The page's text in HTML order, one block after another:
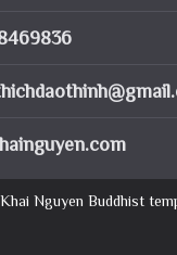
Khai Nguyen Buddhist